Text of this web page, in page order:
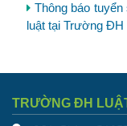
Thông báo
luật tại Trường ĐH
TRƯỜNG ĐH